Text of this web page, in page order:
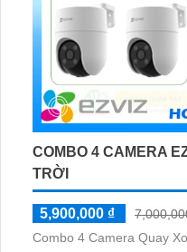
COMBO 4 CAMERA
TRỜI
5,900,000 ₫
Combo 4 Camera Quay